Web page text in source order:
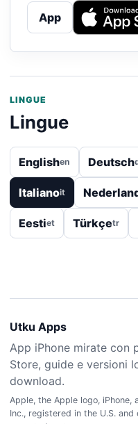
App
LINGUE
Lingue
Englishen Deutsch
Italianoit
Eestiet Türkçetr
Utku Apps
App iPhone mirate con
Store, guide e versioni
download.
Apple, the Apple logo,
Inc., registered in the U.S.